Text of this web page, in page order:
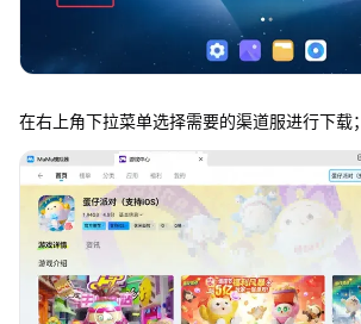
在右上角下拉菜单选择需要的渠道服进行下载；